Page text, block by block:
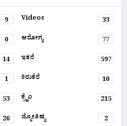
9 Videos
33
0 ಆರೋಗ್ಯ
77
14 ಇತರೆ
597
1 ಕಿರುತೆರೆ
10
53 ಕ್ರೈಂ
215
26 ಜ್ಯೋತಿಷ್ಯ
2